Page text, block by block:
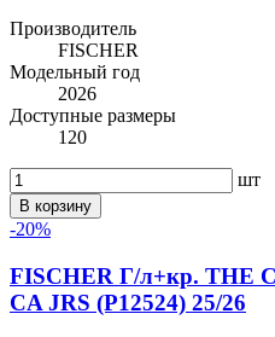
Производитель
FISCHER
Модельный год
2026
Доступные размеры
120
шт
В корзину
-20%
FISCHER Г/л+кр. THE
CA JRS (P12524) 25/26